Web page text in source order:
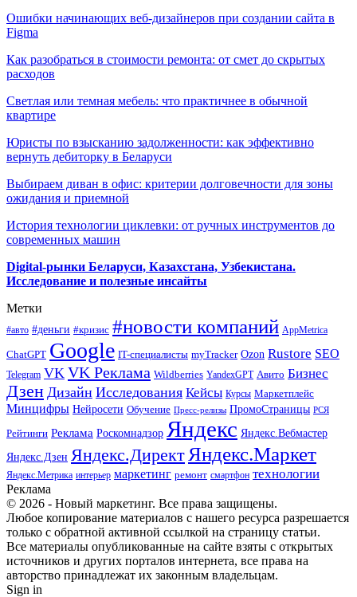
Ошибки начинающих веб-дизайнеров при создании сайта в
Figma
Как разобраться в стоимости ремонта: от смет до скрытых
расходов
Светлая или темная мебель: что практичнее в обычной
квартире
Юристы по взысканию задолженности: как эффективно
вернуть дебиторку в Беларуси
Выбираем диван в офис: критерии долговечности для зоны
ожидания и приемной
История технологии циклевки: от ручных инструментов до
современных машин
Digital-рынки Беларуси, Казахстана, Узбекистана.
Исследование и полезные инсайты
Метки
#авто #деньги #кризис #новости компаний AppMetrica
ChatGPT Google IT-специалисты myTracker Ozon Rustore SEO
Telegram VK VK Реклама Wildberries YandexGPT Авито Бизнес
Дзен Дизайн Исследования Кейсы Курсы Маркетплейс
Минцифры Нейросети Обучение Пресс-релизы ПромоСтраницы РСЯ
Рейтинги Реклама Роскомнадзор Яндекс Яндекс.Вебмастер
Яндекс.Дзен Яндекс.ДиректЯндекс.Маркет
Яндекс.Метрика интерьер маркетинг ремонт смартфон технологии
Реклама
© 2026 - Новый маркетинг. Все права защищены.
Любое копирование материалов с нашего ресурса разрешается
только с обратной активной ссылкой на страницу статьи.
Все материалы опубликованные на сайте взяты с открытых
источников и других порталов интернета, все права на
авторство принадлежат их законным владельцам.
Sign in